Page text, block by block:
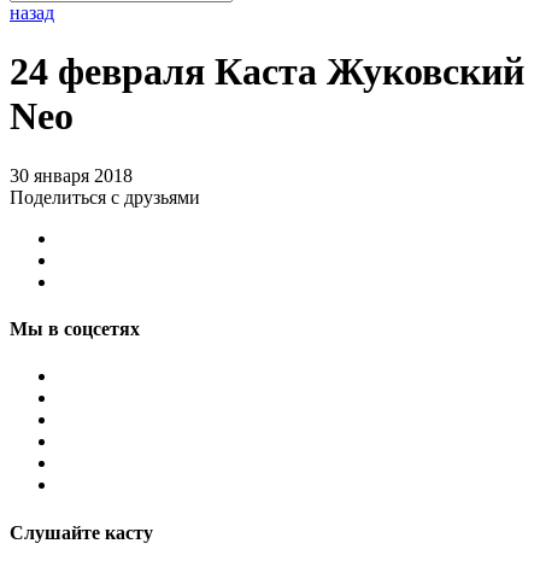
назад
24 февраля Каста Жуковский
Neo
30 января 2018
Поделиться с друзьями
Мы в соцсетях
Слушайте касту